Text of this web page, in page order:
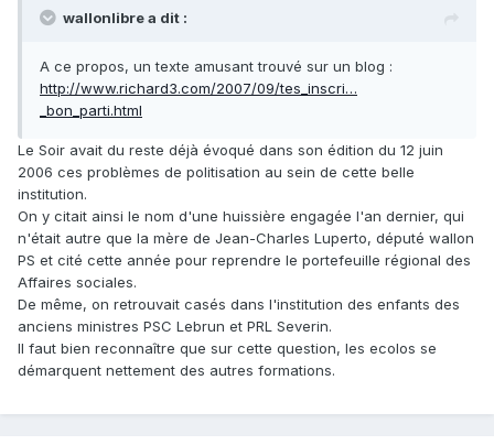
wallonlibre a dit :
A ce propos, un texte amusant trouvé sur un blog :
http://www.richard3.com/2007/09/tes_inscri…
_bon_parti.html
Le Soir avait du reste déjà évoqué dans son édition du 12 juin
2006 ces problèmes de politisation au sein de cette belle
institution.
On y citait ainsi le nom d'une huissière engagée l'an dernier, qui
n'était autre que la mère de Jean-Charles Luperto, député wallon
PS et cité cette année pour reprendre le portefeuille régional des
Affaires sociales.
De même, on retrouvait casés dans l'institution des enfants des
anciens ministres PSC Lebrun et PRL Severin.
Il faut bien reconnaître que sur cette question, les ecolos se
démarquent nettement des autres formations.